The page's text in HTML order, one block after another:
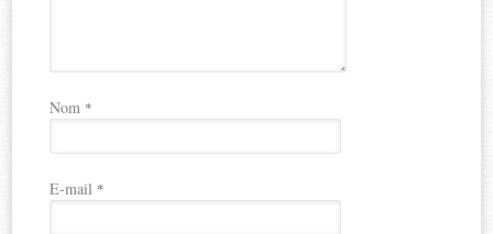
Nom *
E-mail *